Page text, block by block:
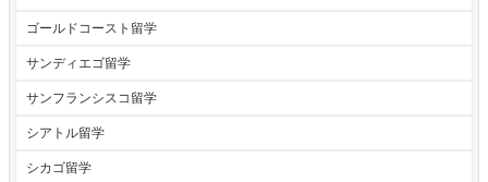
ゴールドコースト留学
サンディエゴ留学
サンフランシスコ留学
シアトル留学
シカゴ留学